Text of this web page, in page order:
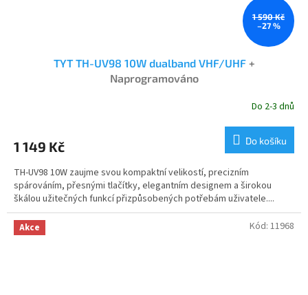
1 590 Kč
–27 %
TYT TH-UV98 10W dualband VHF/UHF +
Naprogramováno
je
z
5
hvězdiček.
Do 2-3 dnů
1 149 Kč Do košíku
TH-UV98 10W zaujme svou kompaktní velikostí, precizním
spárováním, přesnými tlačítky, elegantním designem a širokou
škálou užitečných funkcí přizpůsobených potřebám uživatele....
Akce Kód: 11968